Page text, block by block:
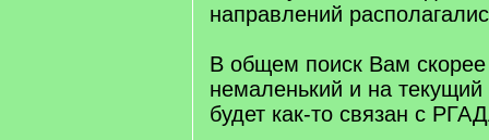
направлений
В общем поиск Вам скорее
немаленький и на
будет как-то связан с